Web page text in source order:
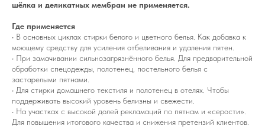
шёлка и деликатных мембран не применяется.
Где применяется
• В основных циклах стирки белого и цветного белья. Как добавка к
моющему средству для усиления отбеливания и удаления пятен.
• При замачивании сильнозагрязнённого белья. Для предварительной
обработки спецодежды, полотенец, постельного белья с
застарелыми пятнами.
• Для стирки домашнего текстиля и полотенец в отелях. Чтобы
поддерживать высокий уровень белизны и свежести.
• На участках с высокой долей рекламаций по пятнам и «серости».
Для повышения итогового качества и снижения претензий клиентов.